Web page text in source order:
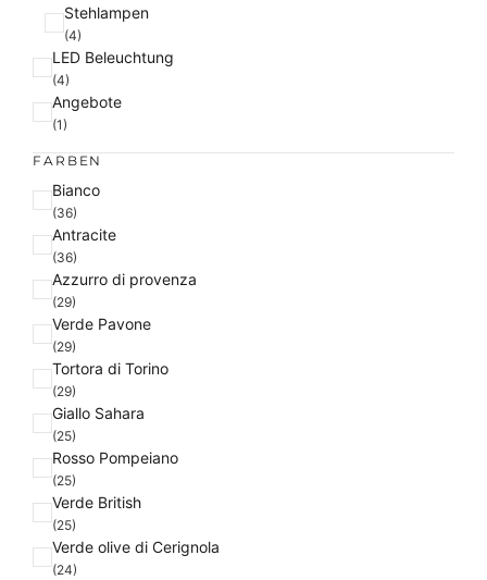
Stehlampen
(4)
LED Beleuchtung
(4)
Angebote
(1)
FARBEN
F
a
r
b
e
Bianco
(36)
Antracite
(36)
Azzurro di provenza
(29)
Verde Pavone
(29)
Tortora di Torino
(29)
Giallo Sahara
(25)
Rosso Pompeiano
(25)
Verde British
(25)
Verde olive di Cerignola
(24)